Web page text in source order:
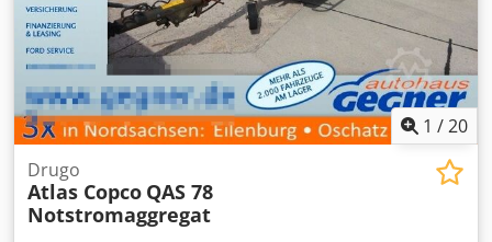
1 /20
Drugo
Atlas Copco QAS 78
Notstromaggregat